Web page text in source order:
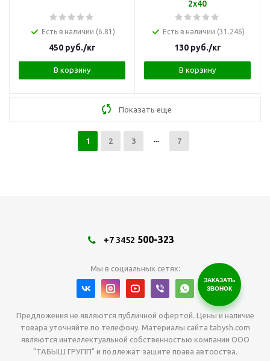
Есть в наличии (6.81)
450руб./кг
В корзину
2х40
Есть в наличии (31.246)
130руб./кг
В корзину
Показать еще
1 2 3 7
+7 3452 500-323
Мы в социальных сетях:
Предложения не являются публичной офертой. Цены и наличие
товара уточняйте по телефону. Материалы сайта tabysh.com
являются интеллектуальной собственностью компании ООО
"ТАБЫШ ГРУПП" и подлежат защите права авторства.
ЗАКАЗАТЬ
ЗВОНОК